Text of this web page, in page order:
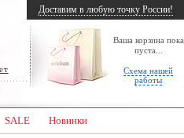
Ваша корзина пока
пуста...
Схема нашей
работы
Доставим в любую точку России!
SALE Новинки